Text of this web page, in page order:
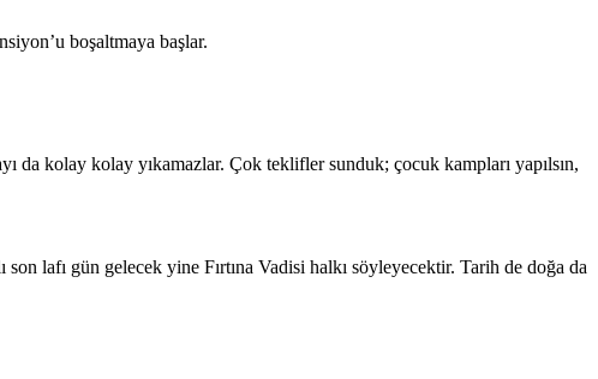
boşaltmaya başlar.
da kolay kolay yıkamazlar. Çok teklifler sunduk; çocuk kampları yapılsın,
lafı gün gelecek yine Fırtına Vadisi halkı söyleyecektir. Tarih de doğa da